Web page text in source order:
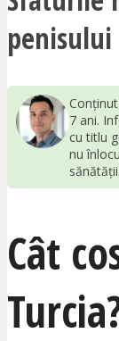
7 ani.
cu titlu
nu
sănătății.
Cât